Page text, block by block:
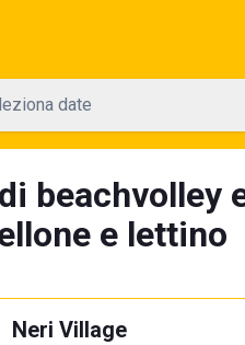
date
beachvolley
e lettino
Neri Village